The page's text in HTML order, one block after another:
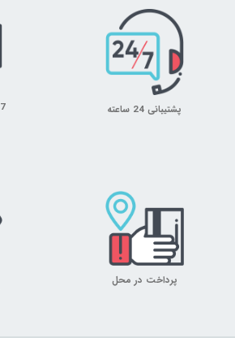
پشتیبانی 24 ساعته 7 روز ضمانت بازگشت
پرداخت در محل